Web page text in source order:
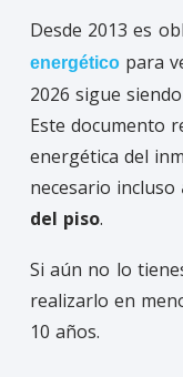
Desde 2013 es
energéticopara
2026 sigue
Este documento
energética del
necesario incluso
del piso.
Si aún no lo
realizarlo en
10 años.